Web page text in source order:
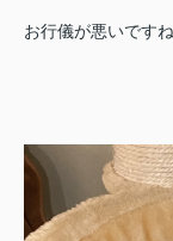
お行儀が悪いですね